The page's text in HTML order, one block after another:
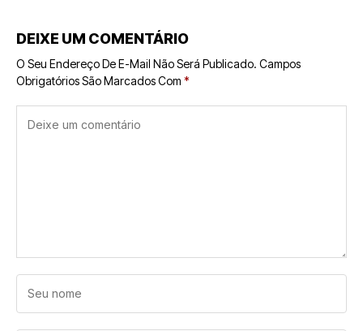
DEIXE UM COMENTÁRIO
O Seu Endereço De E-Mail Não Será Publicado. Campos
Obrigatórios São Marcados Com *